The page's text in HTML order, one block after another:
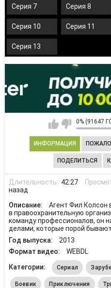
Серия 7 Серия 8
Серия 10 Серия 11
Серия 13
0% (91647
ИНФОРМАЦИЯ
ПОДЕЛИТЬСЯ
Длительность: 42:27
назад
Описание:
Агент Фил Колсон
в правоохранительную
команду профессионалов, он
делами, которые порой
Год выпуска:
2013
Формат видео:
WEBDL
Категории:
Сериал
Боевик Приключения